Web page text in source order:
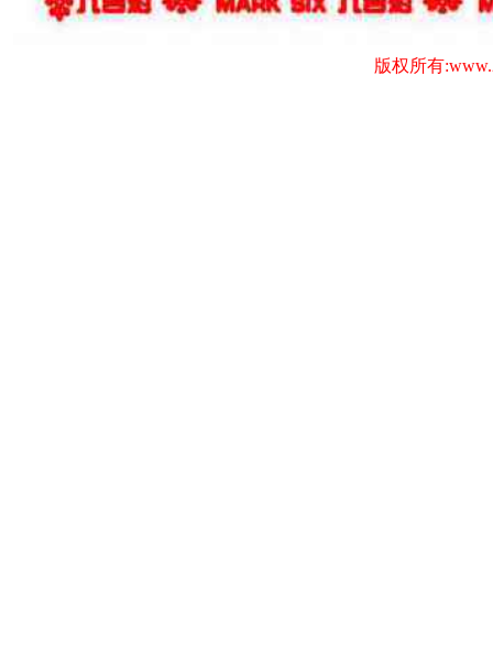
版权所有